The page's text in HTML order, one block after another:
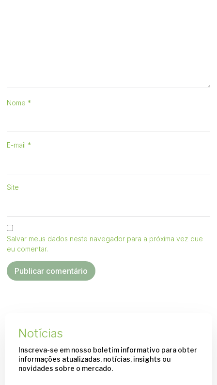
Nome *
E-mail *
Site
Salvar meus dados neste navegador para a próxima vez que
eu comentar.
Notícias
Inscreva-se em nosso boletim informativo para obter
informações atualizadas, notícias, insights ou
novidades sobre o mercado.​